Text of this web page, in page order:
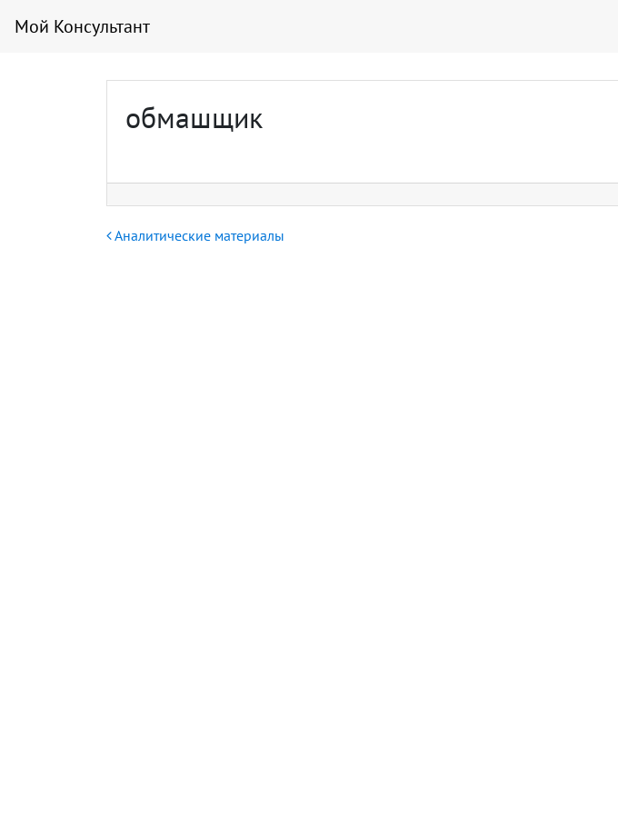
Мой Консультант
обмашщик
Навигация по записям
Аналитические материалы